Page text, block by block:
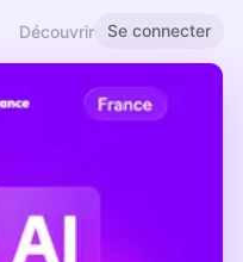
Découvrir Se connecter